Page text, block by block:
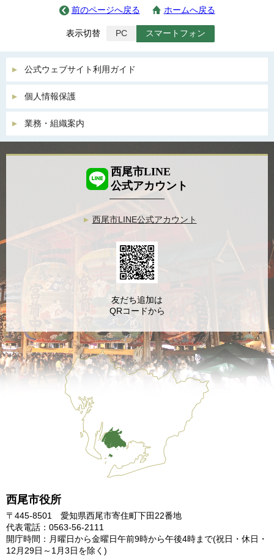
前のページへ戻る ホームへ戻る
表示切替 PC スマートフォン
公式ウェブサイト利用ガイド
個人情報保護
業務・組織案内
西尾市役所
〒445-8501 愛知県西尾市寄住町下田22番地
代表電話：0563-56-2111
開庁時間：月曜日から金曜日午前9時から午後4時まで(祝日・休日・
12月29日～1月3日を除く)
西尾市LINE
公式アカウント
西尾市LINE公式アカウント
友だち追加は
QRコードから